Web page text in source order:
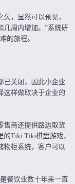
，显然可以预见，
几周内增加。”系统研
的旅程。
已关闭，因此小企业
这样做取决于企业的
售商还提供路边取货
Tiki Tiki棋盘游戏，
物柜系统，客户可以
餐饮业数十年来一直